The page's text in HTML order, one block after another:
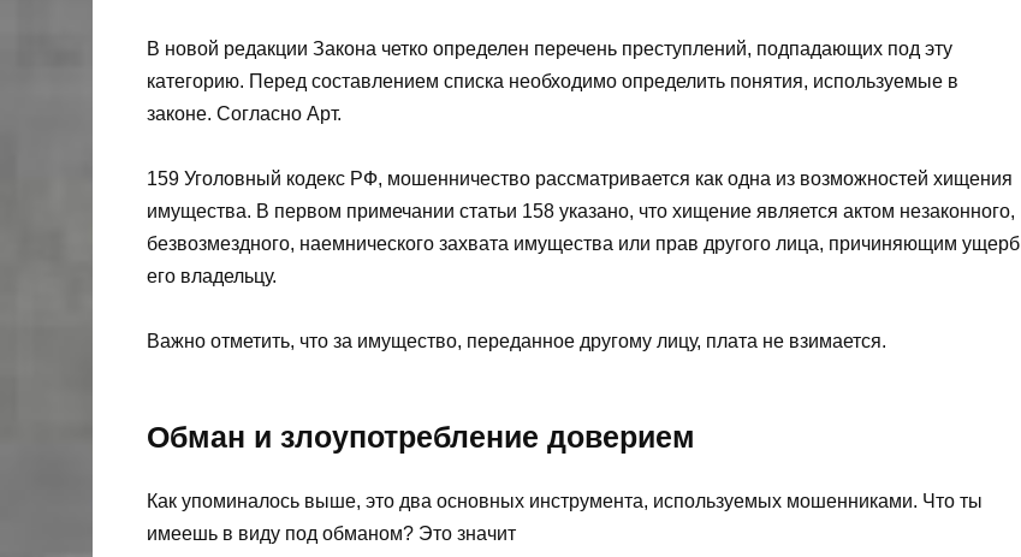
В новой редакции Закона четко определен перечень преступлений, подпадающих под эту
категорию. Перед составлением списка необходимо определить понятия, используемые в
законе. Согласно Арт.
159 Уголовный кодекс РФ, мошенничество рассматривается как одна из возможностей хищения
имущества. В первом примечании статьи 158 указано, что хищение является актом незаконного,
безвозмездного, наемнического захвата имущества или прав другого лица, причиняющим ущерб
его владельцу.
Важно отметить, что за имущество, переданное другому лицу, плата не взимается.
Обман и злоупотребление доверием
Как упоминалось выше, это два основных инструмента, используемых мошенниками. Что ты
имеешь в виду под обманом? Это значит